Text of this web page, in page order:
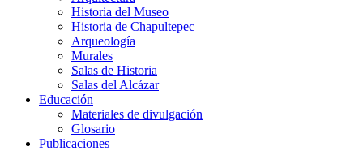
Historia del Museo
Historia de Chapultepec
Arqueología
Murales
Salas de Historia
Salas del Alcázar
Educación
Materiales de divulgación
Glosario
Publicaciones